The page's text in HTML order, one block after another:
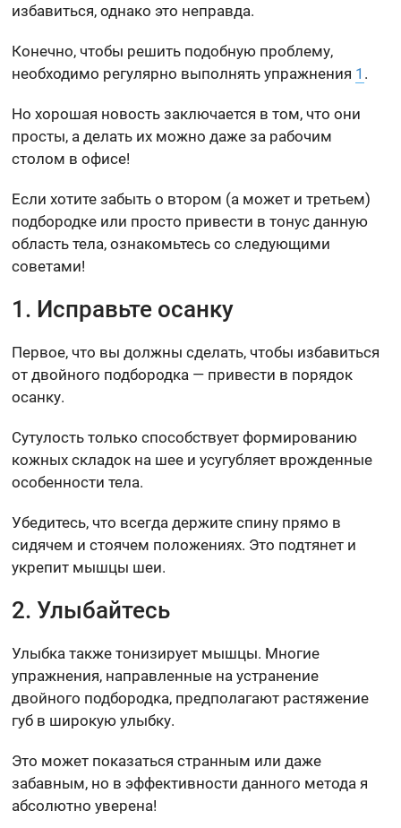
избавиться, однако это неправда.
Конечно, чтобы решить подобную проблему,
необходимо регулярно выполнять упражнения 1 .
Но хорошая новость заключается в том, что они
просты, а делать их можно даже за рабочим
столом в офисе!
Если хотите забыть о втором (а может и третьем)
подбородке или просто привести в тонус данную
область тела, ознакомьтесь со следующими
советами!
1. Исправьте осанку
Первое, что вы должны сделать, чтобы избавиться
от двойного подбородка — привести в порядок
осанку.
Сутулость только способствует формированию
кожных складок на шее и усугубляет врожденные
особенности тела.
Убедитесь, что всегда держите спину прямо в
сидячем и стоячем положениях. Это подтянет и
укрепит мышцы шеи.
2. Улыбайтесь
Улыбка также тонизирует мышцы. Многие
упражнения, направленные на устранение
двойного подбородка, предполагают растяжение
губ в широкую улыбку.
Это может показаться странным или даже
забавным, но в эффективности данного метода я
абсолютно уверена!